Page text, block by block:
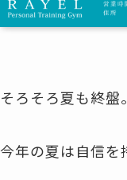
そろそろ夏も終盤。
今年の夏は自信を